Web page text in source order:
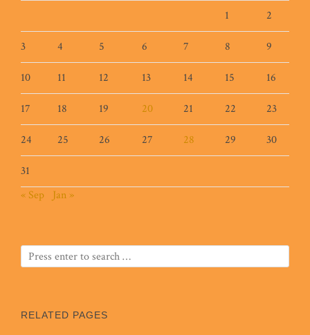
1 2
3 4 5 6 7 8 9
10 11 12 13 14 15 16
17 18 19 20 21 22 23
24 25 26 27 28 29 30
31
« Sep
Jan »
RELATED PAGES